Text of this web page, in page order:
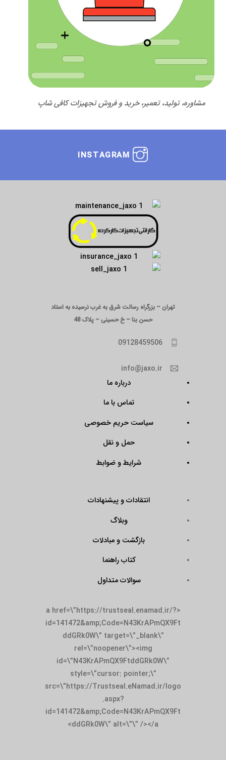
مشاوره، تولید، تعمیر، خرید و فروش تجهیزات کافی شاپ
INSTAGRAM
تهران – بزرگراه رسالت شرق به غرب نرسیده به استاد
حسن بنا – خ حسینی – پلاک 48
09128459506
info@jaxo.ir
درباره ما
تماس با ما
سیاست حریم خصوصی
حمل و نقل
شرایط و ضوابط
انتقادات و پیشنهادات
وبلاگ
بازگشت و مبادلات
کتاب راهنما
سوالات متداول
<a href=\”https://trustseal.enamad.ir/?
id=141472&amp;Code=N43KrAPmQX9Ft
ddGRk0W\” target=\”_blank\”
rel=\”noopener\”><img
id=\”N43KrAPmQX9FtddGRk0W\”
style=\”cursor: pointer;\”
src=\”https://Trustseal.eNamad.ir/logo
.aspx?
id=141472&amp;Code=N43KrAPmQX9Ft
ddGRk0W\” alt=\”\” /></a>